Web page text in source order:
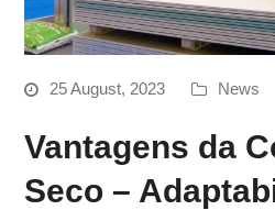
25 August, 2023 News
Vantagens da
Seco –